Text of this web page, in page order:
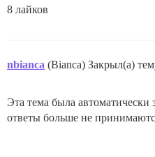
8 лайков
nbianca (Bianca) Закрыл(а)
Эта тема была автоматически
ответы больше не